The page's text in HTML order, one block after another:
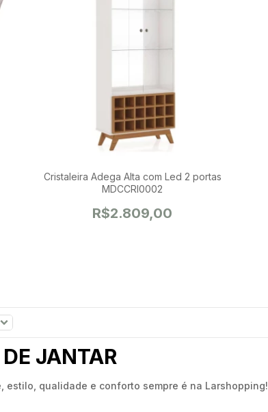
Cristaleira Adega Alta com Led 2 portas
MDCCRI0002
R$2.809,00
JANTAR
estilo, qualidade e conforto sempre é na Larshopping!